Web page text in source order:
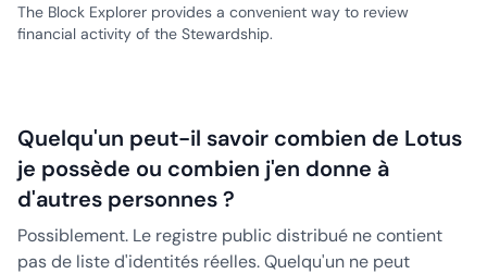
The Block Explorer provides a convenient way to review
financial activity of the Stewardship.
Quelqu'un peut-il savoir combien de Lotus
je possède ou combien j'en donne à
d'autres personnes ?
Possiblement. Le registre public distribué ne contient
pas de liste d'identités réelles. Quelqu'un ne peut